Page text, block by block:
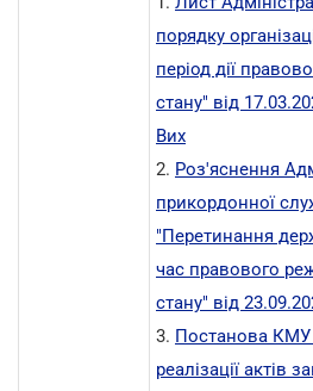
порядку
період дії
стану" від
Вих
2. Роз'яснення
прикордонної
"Перетинання
час правового
стану" від
3. Постанова КМУ
реалізації актів